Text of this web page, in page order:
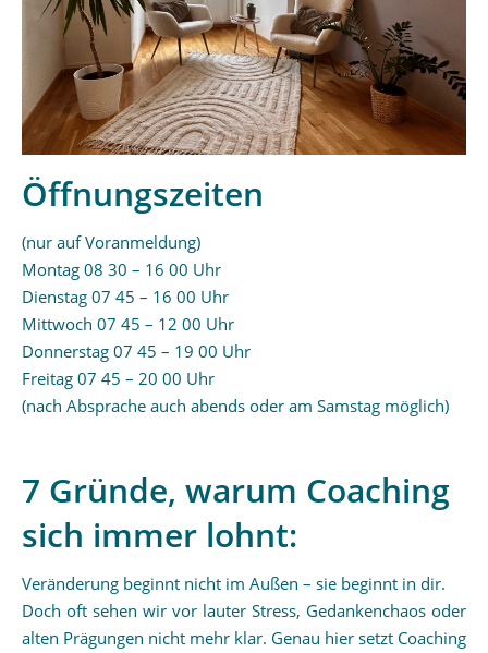
Öffnungszeiten
(nur auf Voranmeldung)
Montag 08 30 – 16 00 Uhr
Dienstag 07 45 – 16 00 Uhr
Mittwoch 07 45 – 12 00 Uhr
Donnerstag 07 45 – 19 00 Uhr
Freitag 07 45 – 20 00 Uhr
(nach Absprache auch abends oder am Samstag möglich)
7 Gründe, warum Coaching
sich immer lohnt:
Veränderung beginnt nicht im Außen – sie beginnt in dir.
Doch oft sehen wir vor lauter Stress, Gedankenchaos oder
alten Prägungen nicht mehr klar. Genau hier setzt Coaching